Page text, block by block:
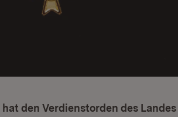
den Verdienstorden des Landes